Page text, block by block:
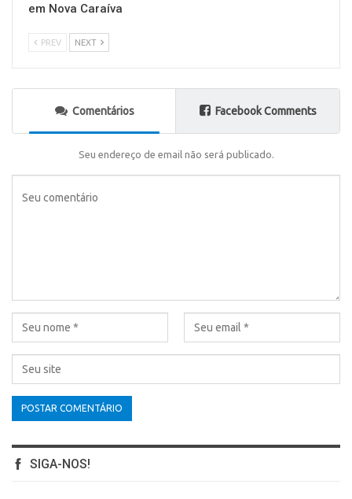
em Nova Caraíva
PREV NEXT
Comentários Facebook Comments
Seu endereço de email não será publicado.
SIGA-NOS!